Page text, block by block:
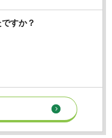
すか？